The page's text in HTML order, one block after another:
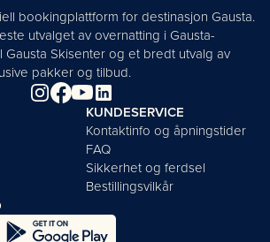
bookingplattform for destinasjon Gausta.
utvalget av overnatting i Gausta-
Gausta Skisenter og et bredt utvalg av
pakker og tilbud.
KUNDESERVICE
Kontaktinfo og åpningstider
FAQ
Sikkerhet og ferdsel
Bestillingsvilkår